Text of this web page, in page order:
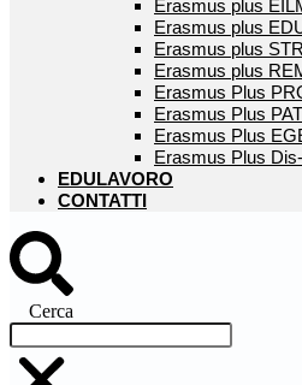
Erasmus plus
Erasmus plus
Erasmus plus
Erasmus plus
Erasmus Plus
Erasmus Plus
Erasmus Plus
Erasmus Plus
EDULAVORO
CONTATTI
Cerca